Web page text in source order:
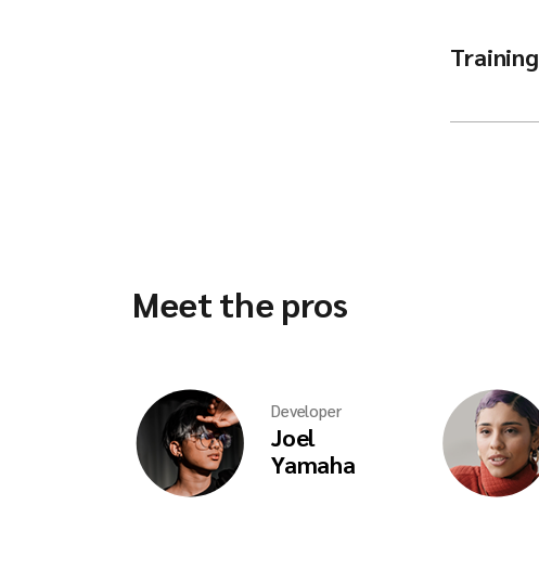
Training
Meet the pros
Developer
Joel
Yamaha